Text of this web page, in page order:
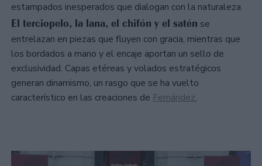
estampados inesperados que dialogan con la naturaleza.
El terciopelo, la lana, el chifón y el satén se
entrelazan en piezas que fluyen con gracia, mientras que
los bordados a mano y el encaje aportan un sello de
exclusividad. Capas etéreas y volados estratégicos
generan dinamismo, un rasgo que se ha vuelto
característico en las creaciones de Fernández.